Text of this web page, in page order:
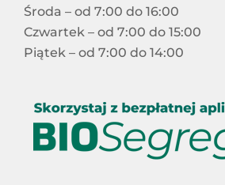
Środa – od 7:00 do 16:00
Czwartek – od 7:00 do 15:00
Piątek – od 7:00 do 14:00